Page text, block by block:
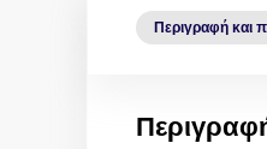
Περιγραφή και